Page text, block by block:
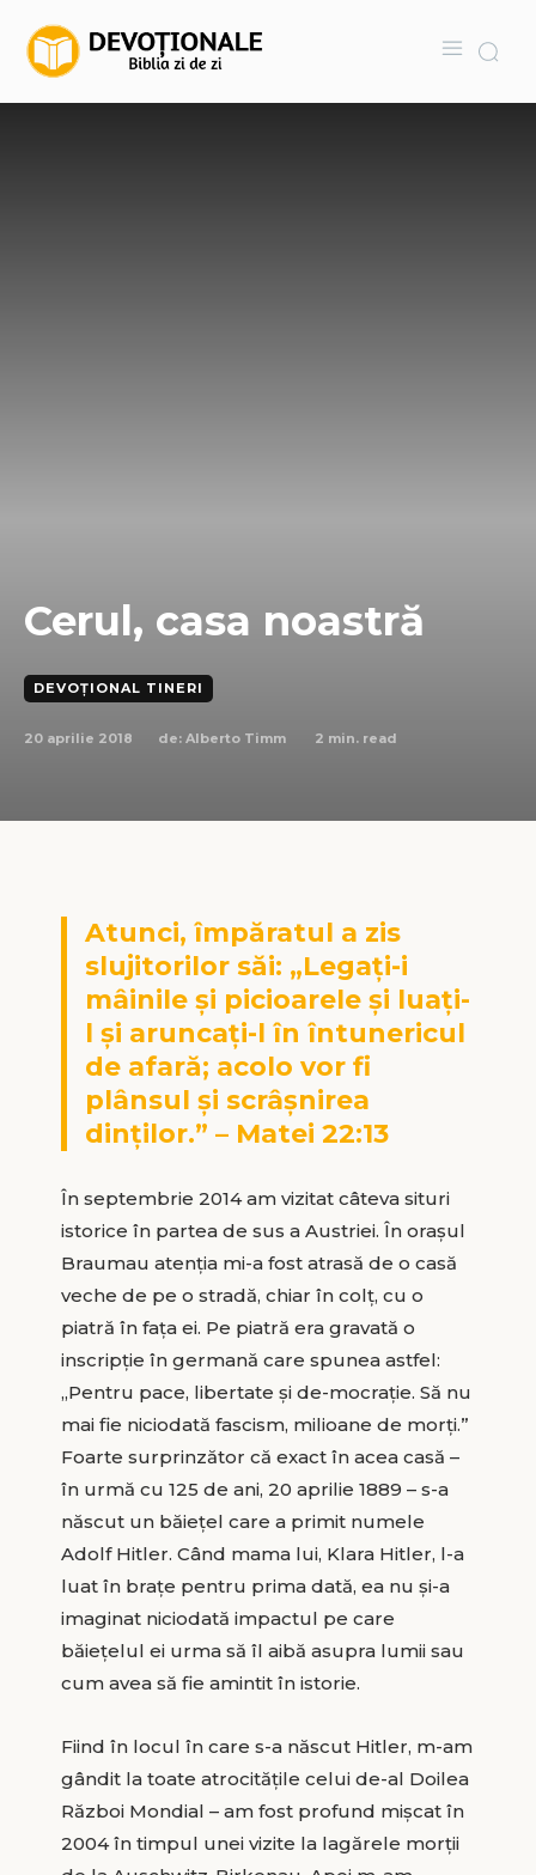
Cerul, casa noastră
DEVOȚIONAL TINERI
20 aprilie 2018 de: Alberto Timm 2 min. read
Atunci, împăratul a zis
slujitorilor săi: „Legaţi-i
mâinile şi picioarele şi luaţi-
l şi aruncaţi-l în întunericul
de afară; acolo vor fi
plânsul şi scrâşnirea
dinţilor.” – Matei 22:13
În septembrie 2014 am vizitat câteva situri
istorice în partea de sus a Austriei. În oraşul
Braumau atenţia mi-a fost atrasă de o casă
veche de pe o stradă, chiar în colţ, cu o
piatră în faţa ei. Pe piatră era gravată o
inscripţie în germană care spunea astfel:
„Pentru pace, libertate şi de-mocraţie. Să nu
mai fie niciodată fascism, milioane de morţi.”
Foarte surprinzător că exact în acea casă –
în urmă cu 125 de ani, 20 aprilie 1889 – s-a
născut un băieţel care a primit numele
Adolf Hitler. Când mama lui, Klara Hitler, l-a
luat în braţe pentru prima dată, ea nu şi-a
imaginat niciodată impactul pe care
băieţelul ei urma să îl aibă asupra lumii sau
cum avea să fie amintit în istorie.
Fiind în locul în care s-a născut Hitler, m-am
gândit la toate atrocităţile celui de-al Doilea
Război Mondial – am fost profund mișcat în
2004 în timpul unei vizite la lagărele morţii